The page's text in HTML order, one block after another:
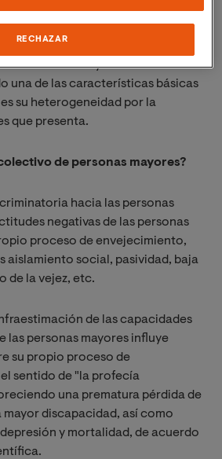
de esta forma de
una imagen social negativa de
colectivo de mayores en un todo
una de las características básicas
su heterogeneidad por la
que presenta.
de personas mayores?
hacia las personas
negativas de las personas
proceso de envejecimiento,
aislamiento social, pasividad, baja
de la vejez, etc.
de las capacidades
las personas mayores influye
su propio proceso de
sentido de "la profecía
una prematura pérdida de
discapacidad, así como
y mortalidad, de acuerdo
RECHAZAR